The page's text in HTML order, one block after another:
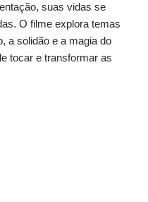
suas vidas se
O filme explora temas
a solidão e a magia do
tocar e transformar as